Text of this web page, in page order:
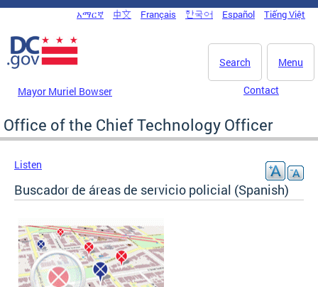
Skip to main content
DC Agency Top Menu
አማርኛ 中文 Français 한국어 Español Tiếng Việt
Menu
Search
Mayor Muriel Bowser Contact
Office of the Chief Technology Officer
Listen
Buscador de áreas de servicio policial (Spanish)